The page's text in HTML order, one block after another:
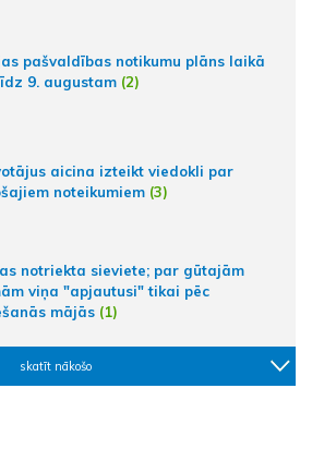
pašvaldības notikumu plāns laikā
9. augustam (2)
aicina izteikt viedokli par
noteikumiem (3)
notriekta sieviete; par gūtajām
viņa "apjautusi" tikai pēc
mājās (1)
skatīt nākošo